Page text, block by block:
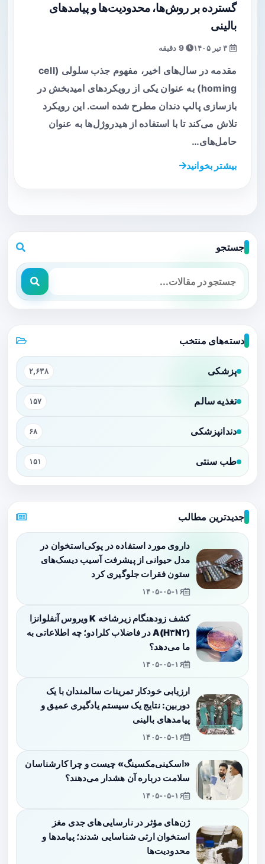
گسترده بر روش‌ها، محدودیت‌ها و پیامدهای
بالینی
9 دقیقه
مقدمه در سال‌های اخیر، مفهوم جذب سلولی (cell
homing) به عنوان یکی از رویکردهای امیدبخش در
بازسازی پالپ دندان مطرح شده است. این رویکرد
تلاش می‌کند تا با استفاده از هیدروژل‌ها به عنوان
حامل‌های…
بیشتر بخوانید
جستجو
دسته‌های منتخب
پزشکی ۲,۶۳۸
تغذیه سالم ۱۵۷
دندانپزشکی ۶۸
طب سنتی ۱۵۱
جدیدترین مطالب
داروی مورد استفاده در پوکی‌استخوان در
مدل حیوانی از پیشرفت آسیب دیسک‌های
ستون فقرات جلوگیری کرد
۱۴۰۵-۰۵-۱۶
کشف زودهنگام زیرشاخه K ویروس آنفلوانزا
A(H۳N۲) در فاضلاب کلرادو؛ چه اطلاعاتی به
ما می‌دهد؟
۱۴۰۵-۰۵-۱۶
ارزیابی خودکار تمرینات سالمندان با یک
دوربین: نتایج یک سیستم یادگیری عمیق و
پیامدهای بالینی
۱۴۰۵-۰۵-۱۶
«اسکینی‌مکسینگ» چیست و چرا کارشناسان
سلامت درباره آن هشدار می‌دهند؟
۱۴۰۵-۰۵-۱۶
ژن‌های مؤثر در نارسایی‌های جدی مغز
استخوان ارثی شناسایی شدند؛ پیامدها و
محدودیت‌ها